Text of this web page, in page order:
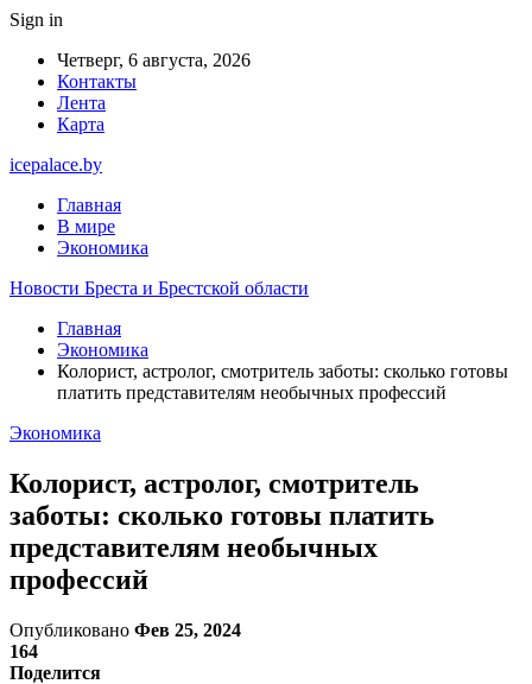
Sign in
Четверг, 6 августа, 2026
Контакты
Лента
Карта
icepalace.by
Главная
В мире
Экономика
Новости Бреста и Брестской области
Главная
Экономика
Колорист, астролог, смотритель заботы: сколько готовы
платить представителям необычных профессий
Экономика
Колорист, астролог, смотритель
заботы: сколько готовы платить
представителям необычных
профессий
Опубликовано Фев 25, 2024
164
Поделится